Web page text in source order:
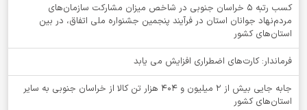
کسب رتبه ۵ خراسان جنوبی در شاخص میزان مشارکت سازمان‌های
مردم‌نهاد جوانان استان در فرآیند پنجمین جشنواره ملی اتفاق، در بین
استان‌های کشور
فرماندار: کارت‌های اضطراری افزایش می یابد
جابه جایی بیش از 2 میلیون و 404 هزار تن کالا از خراسان جنوبی به سایر
استان‌های کشور